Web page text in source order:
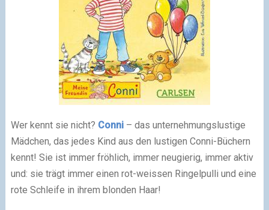
Wer kennt sie nicht? Conni– das unternehmungslustige
Mädchen, das jedes Kind aus den lustigen Conni-Büchern
kennt! Sie ist immer fröhlich, immer neugierig, immer aktiv
und: sie trägt immer einen rot-weissen Ringelpulli und eine
rote Schleife in ihrem blonden Haar!